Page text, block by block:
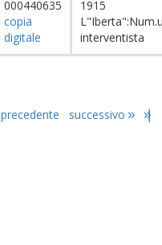
000440635
copia
digitale
1915
interventista
precedente successivo » »|